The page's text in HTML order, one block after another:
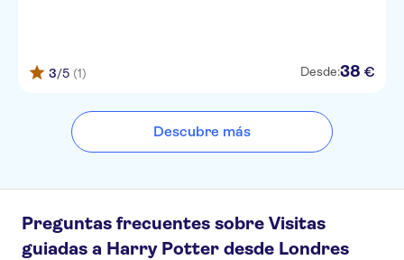
3/5 (1) Desde:38 €
Descubre más
Preguntas frecuentes sobre Visitas
guiadas a Harry Potter desde Londres